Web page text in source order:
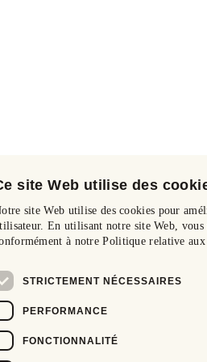
site Web utilise des
site Web utilise des cookies pour
En utilisant notre site Web, vous
à notre Politique relative aux
STRICTEMENT NÉCESSAIRES
PERFORMANCE
FONCTIONNALITÉ